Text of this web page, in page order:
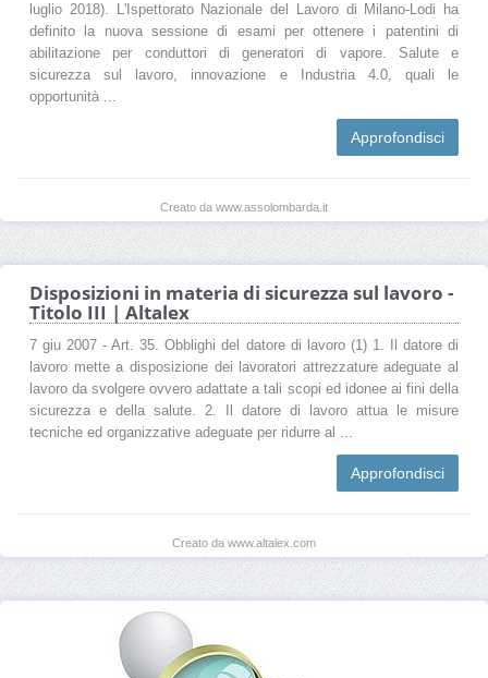
luglio 2018). L'Ispettorato Nazionale del Lavoro di Milano-Lodi ha
definito la nuova sessione di esami per ottenere i patentini di
abilitazione per conduttori di generatori di vapore. Salute e
sicurezza sul lavoro, innovazione e Industria 4.0, quali le
opportunità ...
Approfondisci
Creato da www.assolombarda.it
Disposizioni in materia di sicurezza sul lavoro -
Titolo III | Altalex
7 giu 2007 - Art. 35. Obblighi del datore di lavoro (1) 1. Il datore di
lavoro mette a disposizione dei lavoratori attrezzature adeguate al
lavoro da svolgere ovvero adattate a tali scopi ed idonee ai fini della
sicurezza e della salute. 2. Il datore di lavoro attua le misure
tecniche ed organizzative adeguate per ridurre al ...
Approfondisci
Creato da www.altalex.com